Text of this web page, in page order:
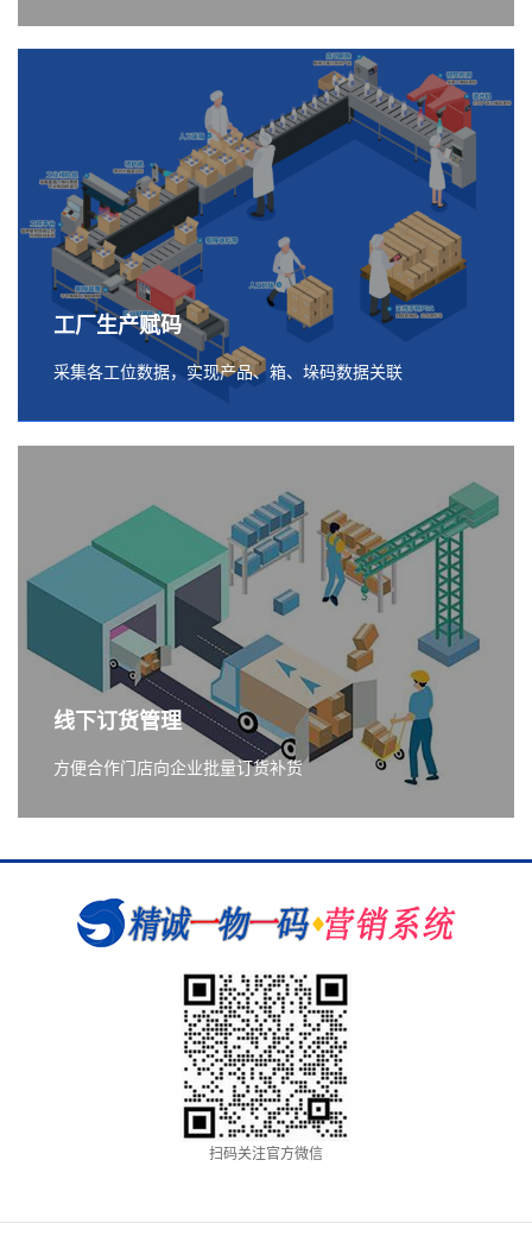
工厂生产赋码
采集各工位数据，实现产品、箱、垛码数据关联
线下订货管理
方便合作门店向企业批量订货补货
扫码关注官方微信